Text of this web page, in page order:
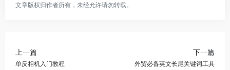
文章版权归作者所有，未经允许请勿转载。
上一篇
单反相机入门教程
下一篇
外贸必备英文长尾关键词工具